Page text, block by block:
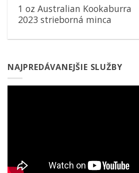
1 oz Australian Kookaburra
2023 strieborná minca
NAJPREDÁVANEJŠIE SLUŽBY